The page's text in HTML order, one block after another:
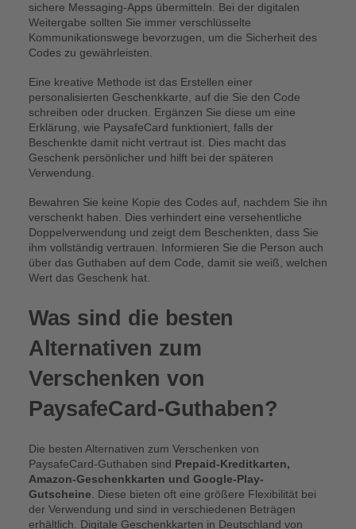
sichere Messaging-Apps übermitteln. Bei der digitalen
Weitergabe sollten Sie immer verschlüsselte
Kommunikationswege bevorzugen, um die Sicherheit des
Codes zu gewährleisten.
Eine kreative Methode ist das Erstellen einer
personalisierten Geschenkkarte, auf die Sie den Code
schreiben oder drucken. Ergänzen Sie diese um eine
Erklärung, wie PaysafeCard funktioniert, falls der
Beschenkte damit nicht vertraut ist. Dies macht das
Geschenk persönlicher und hilft bei der späteren
Verwendung.
Bewahren Sie keine Kopie des Codes auf, nachdem Sie ihn
verschenkt haben. Dies verhindert eine versehentliche
Doppelverwendung und zeigt dem Beschenkten, dass Sie
ihm vollständig vertrauen. Informieren Sie die Person auch
über das Guthaben auf dem Code, damit sie weiß, welchen
Wert das Geschenk hat.
Was sind die besten
Alternativen zum
Verschenken von
PaysafeCard-Guthaben?
Die besten Alternativen zum Verschenken von
PaysafeCard-Guthaben sind Prepaid-Kreditkarten,
Amazon-Geschenkkarten und Google-Play-
Gutscheine . Diese bieten oft eine größere Flexibilität bei
der Verwendung und sind in verschiedenen Beträgen
erhältlich. Digitale Geschenkkarten in Deutschland von